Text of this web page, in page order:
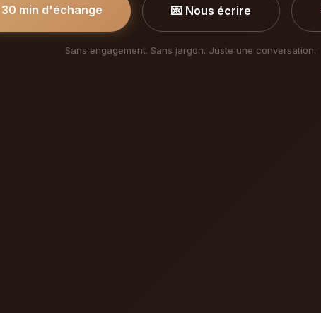
min d'échange 💌 Nous écrire
Sans engagement. Sans jargon. Juste une conversation.